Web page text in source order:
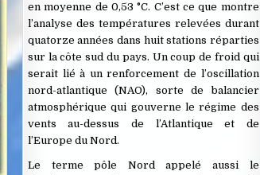
en moyenne de 0,53 °C. C’est ce que montre
l’analyse des températures relevées durant
quatorze années dans huit stations réparties
sur la côte sud du pays. Un coup de froid qui
serait lié à un renforcement de l’oscillation
nord-atlantique (NAO), sorte de balancier
atmosphérique qui gouverne le régime des
vents au-dessus de l’Atlantique et de
l’Europe du Nord.
Le terme pôle Nord appelé aussi le